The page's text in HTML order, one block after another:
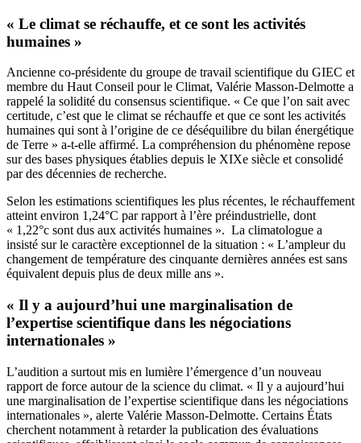
« Le climat se réchauffe, et ce sont les activités
humaines »
Ancienne co-présidente du groupe de travail scientifique du GIEC et
membre du Haut Conseil pour le Climat, Valérie Masson-Delmotte a
rappelé la solidité du consensus scientifique. « Ce que l’on sait avec
certitude, c’est que le climat se réchauffe et que ce sont les activités
humaines qui sont à l’origine de ce déséquilibre du bilan énergétique
de Terre » a-t-elle affirmé. La compréhension du phénomène repose
sur des bases physiques établies depuis le XIXe siècle et consolidé
par des décennies de recherche.
Selon les estimations scientifiques les plus récentes, le réchauffement
atteint environ 1,24°C par rapport à l’ère préindustrielle, dont
« 1,22°c sont dus aux activités humaines ». La climatologue a
insisté sur le caractère exceptionnel de la situation : « L’ampleur du
changement de température des cinquante dernières années est sans
équivalent depuis plus de deux mille ans ».
« Il y a aujourd’hui une marginalisation de
l’expertise scientifique dans les négociations
internationales »
L’audition a surtout mis en lumière l’émergence d’un nouveau
rapport de force autour de la science du climat. « Il y a aujourd’hui
une marginalisation de l’expertise scientifique dans les négociations
internationales », alerte Valérie Masson-Delmotte. Certains États
cherchent notamment à retarder la publication des évaluations